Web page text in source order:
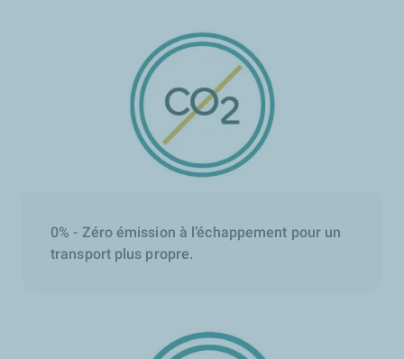
0% - Zéro émission à l’échappement pour un
transport plus propre.